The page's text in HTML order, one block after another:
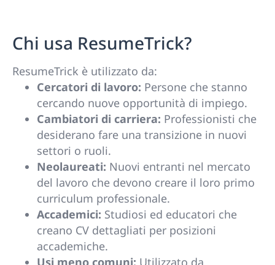
Chi usa ResumeTrick?
ResumeTrick è utilizzato da:
Cercatori di lavoro: Persone che stanno
cercando nuove opportunità di impiego.
Cambiatori di carriera: Professionisti che
desiderano fare una transizione in nuovi
settori o ruoli.
Neolaureati: Nuovi entranti nel mercato
del lavoro che devono creare il loro primo
curriculum professionale.
Accademici: Studiosi ed educatori che
creano CV dettagliati per posizioni
accademiche.